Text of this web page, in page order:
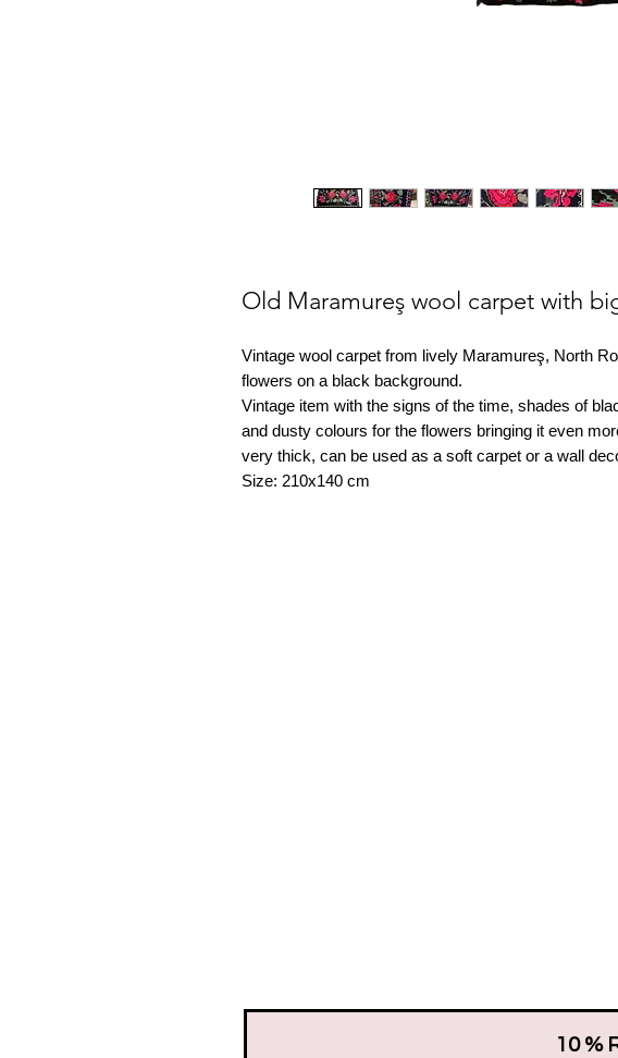
​10 %
Old Maramureş wool carpet with
Vintage wool carpet from lively Maramureş, North
flowers on a black background.
Vintage item with the signs of the time, shades of
and dusty colours for the flowers bringing it even
very thick, can be used as a soft carpet or a wall
Size: 210x140 cm